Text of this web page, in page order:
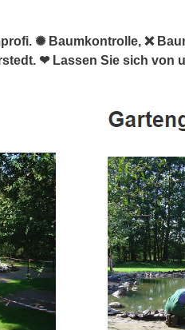
✺ Baumkontrolle, ❌
❤ Lassen Sie sich von